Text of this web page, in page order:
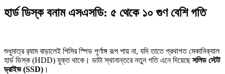
হার্ড ডিস্ক বনাম এসএসডি: ৫ থেকে ১০ গুণ বেশি গতি
শুধুমাত্র র‍্যাম বাড়ালেই পিসির স্পিড পূর্ণাঙ্গ রূপ পায় না, যদি তাতে প্রথাগত মেকানিক্যাল
হার্ড ডিস্ক (HDD) যুক্ত থাকে। ডাটা স্থানান্তরে নতুন গতি এনে দিয়েছেসলিড স্টেট
ড্রাইভ (SSD) ।